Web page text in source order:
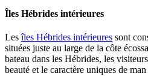
Îles Hébrides intérieures
Lesîles Hébrides intérieures sont
situées juste au large de la côte
bateau dans les Hébrides, les
beauté et le caractère uniques de